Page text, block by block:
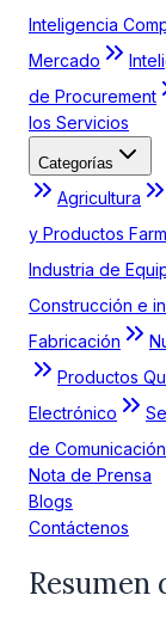
Inteligencia
Mercado
de Procurement
los Servicios
Categorías
Agricultura
y Productos
Industria de
Construcción e
Fabricación
Productos
Electrónico
de
Nota de Prensa
Blogs
Contáctenos
Resumen